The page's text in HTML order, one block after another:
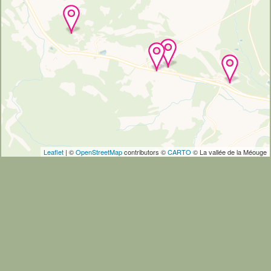
Leaflet| ©OpenStreetMapcontributors ©CARTO© La vallée de la Méouge